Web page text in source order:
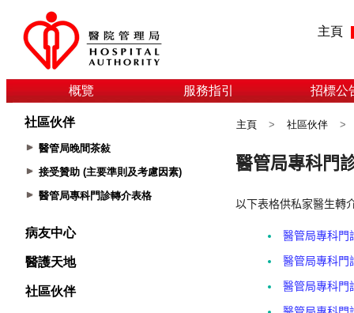
主頁
概覽 服務指引 招標公
社區伙伴
醫管局晚間茶敍
接受贊助 (主要準則及考慮因素)
醫管局專科門診轉介表格
病友中心
醫護天地
社區伙伴
主頁 > 社區伙伴 >